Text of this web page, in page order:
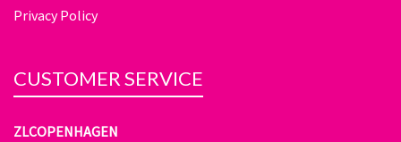
Privacy Policy
CUSTOMER SERVICE
ZLCOPENHAGEN